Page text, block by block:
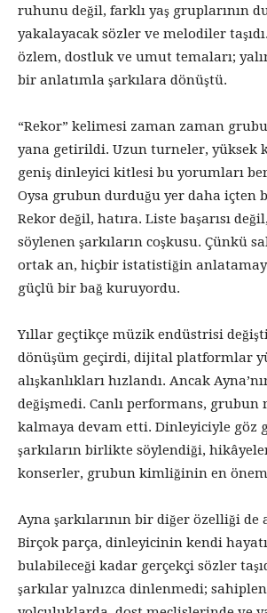
ruhunu değil, farklı yaş gruplarının
yakalayacak sözler ve melodiler
özlem, dostluk ve umut temaları;
bir anlatımla şarkılara dönüştü.
“Rekor” kelimesi zaman zaman
yana getirildi. Uzun turneler, yüksek
geniş dinleyici kitlesi bu yorumları
Oysa grubun durduğu yer daha içten
Rekor değil, hatıra. Liste başarısı
söylenen şarkıların coşkusu. Çünkü
ortak an, hiçbir istatistiğin
güçlü bir bağ kuruyordu.
Yıllar geçtikçe müzik endüstrisi
dönüşüm geçirdi, dijital platformlar
alışkanlıkları hızlandı. Ancak
değişmedi. Canlı performans, grubun
kalmaya devam etti. Dinleyiciyle göz
şarkıların birlikte söylendiği,
konserler, grubun kimliğinin en
Ayna şarkılarının bir diğer özelliği de
Birçok parça, dinleyicinin kendi
bulabileceği kadar gerçekçi sözler
şarkılar yalnızca dinlenmedi;